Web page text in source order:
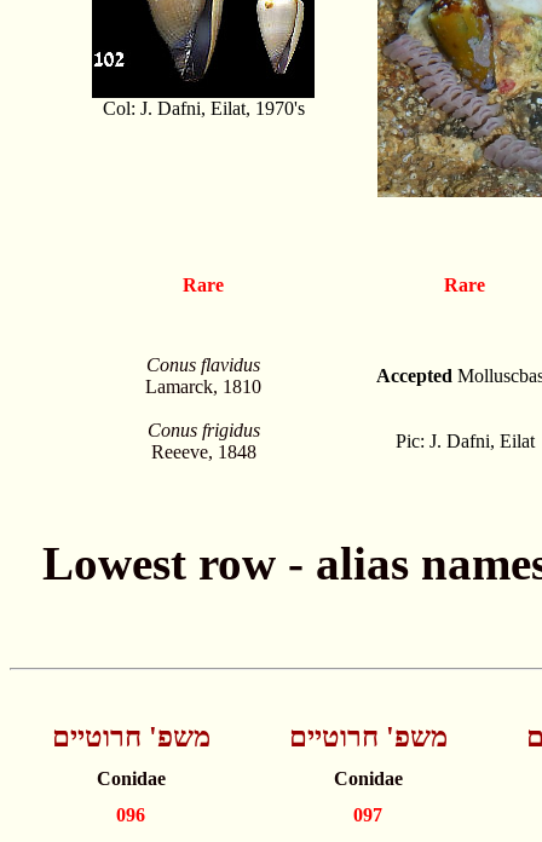
Col: J. Dafni, Eilat, 1970's
Rare Rare
Conus flavidus
Lamarck, 1810
Conus frigidus
Reeeve, 1848
Accepted
Pic: J. Dafni, Eilat
משפ' חרוטיים משפ' חרוטיים
Conidae
Conidae
096
097